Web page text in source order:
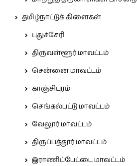
தமிழ்நாட்டுக் கிளைகள்
புதுச்சேரி
திருவள்ளூர் மாவட்டம்
சென்னை மாவட்டம்
காஞ்சிபுரம்
செங்கல்பட்டு மாவட்டம்
வேலூர் மாவட்டம்
திருப்பத்தூர் மாவட்டம்
இராணிப்பேட்டை மாவட்டம்